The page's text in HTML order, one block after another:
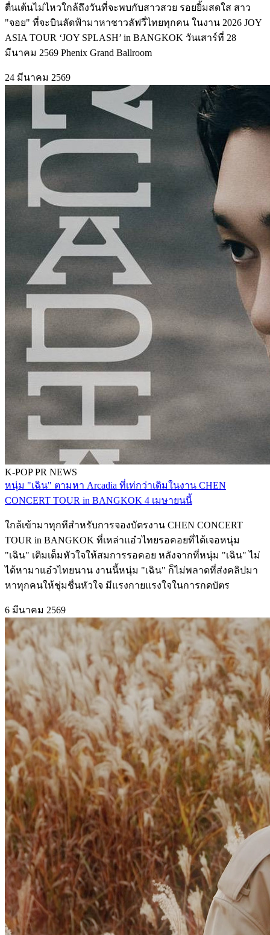
ตื่นเต้นไม่ไหวใกล้ถึงวันที่จะพบกับสาวสวย รอยยิ้มสดใส สาว
"จอย" ที่จะบินลัดฟ้ามาหาชาวลัฟวี่ไทยทุกคน ในงาน 2026 JOY
ASIA TOUR ‘JOY SPLASH’ in BANGKOK วันเสาร์ที่ 28
มีนาคม 2569 Phenix Grand Ballroom
24 มีนาคม 2569
K-POPPR NEWS
หนุ่ม "เฉิน" ตามหา Arcadia ที่เท่กว่าเดิมในงาน CHEN
CONCERT TOUR in BANGKOK 4 เมษายนนี้
ใกล้เข้ามาทุกทีสำหรับการจองบัตรงาน CHEN CONCERT
TOUR in BANGKOK ที่เหล่าแอ๋วไทยรอคอยที่ได้เจอหนุ่ม
"เฉิน" เติมเต็มหัวใจให้สมการรอคอย หลังจากที่หนุ่ม "เฉิน" ไม่
ได้หามาแอ๋วไทยนาน งานนี้หนุ่ม "เฉิน" ก็ไม่พลาดที่ส่งคลิปมา
หาทุกคนให้ชุ่มชื่นหัวใจ มีแรงกายแรงใจในการกดบัตร
6 มีนาคม 2569